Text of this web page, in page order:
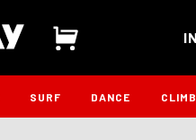
SURF DANCE CLIMB